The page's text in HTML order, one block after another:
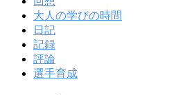
大人の学びの時間
日記
記録
評論
選手育成